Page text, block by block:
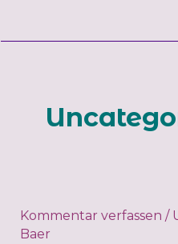
Kommentar verfassen /
Baer